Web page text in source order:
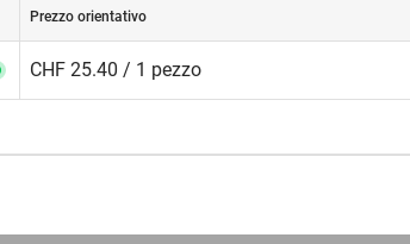
Prezzo orientativo
CHF 25.40 / 1 pezzo